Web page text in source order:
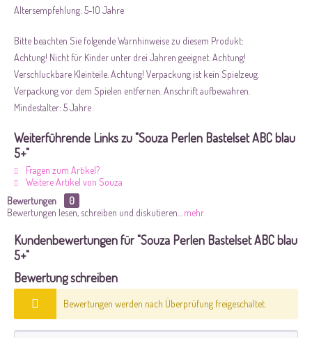
Altersempfehlung: 5-10 Jahre
Bitte beachten Sie folgende Warnhinweise zu diesem Produkt:
Achtung! Nicht für Kinder unter drei Jahren geeignet. Achtung!
Verschluckbare Kleinteile. Achtung! Verpackung ist kein Spielzeug.
Verpackung vor dem Spielen entfernen. Anschrift aufbewahren.
Mindestalter: 5 Jahre
Weiterführende Links zu "Souza Perlen Bastelset ABC blau
5+"
Fragen zum Artikel?
Weitere Artikel von Souza
Bewertungen
0
Bewertungen lesen, schreiben und diskutieren...
mehr
Kundenbewertungen für "Souza Perlen Bastelset ABC blau
5+"
Bewertung schreiben
Bewertungen werden nach Überprüfung freigeschaltet.